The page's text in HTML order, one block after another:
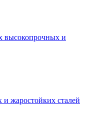
высокопрочных и
жаростойких сталей